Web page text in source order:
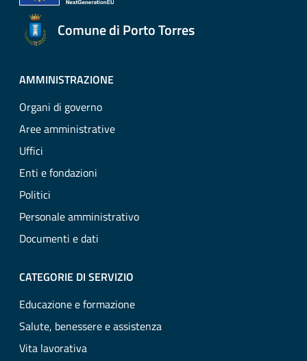
Comune di Porto Torres
AMMINISTRAZIONE
Organi di governo
Aree amministrative
Uffici
Enti e fondazioni
Politici
Personale amministrativo
Documenti e dati
CATEGORIE DI SERVIZIO
Educazione e formazione
Salute, benessere e assistenza
Vita lavorativa